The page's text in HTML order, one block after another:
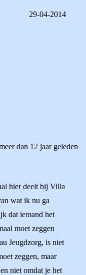
29-04-2014
dan 12 jaar geleden
hier deelt bij Villa
wat ik nu ga
dat iemand het
moet zeggen
Jeugdzorg, is niet
zeggen, maar
niet omdat je het